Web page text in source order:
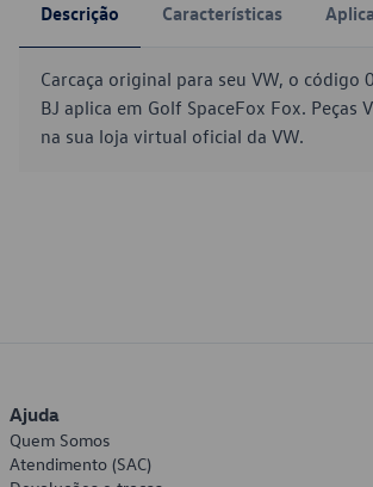
Descrição Características
Carcaça original para seu VW, o
BJ aplica em Golf SpaceFox Fox. Peças
na sua loja virtual oficial da VW.
Ajuda
Quem Somos
Atendimento (SAC)